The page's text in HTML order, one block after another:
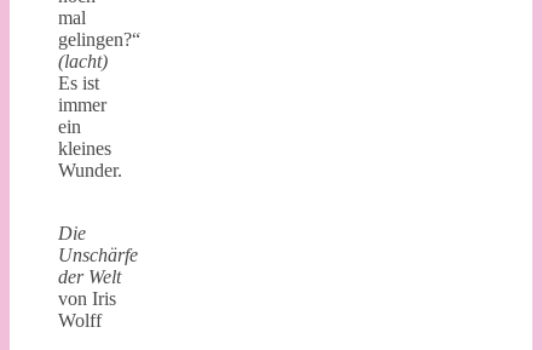
mal
gelingen?“
(lacht)
Es ist
immer
ein
kleines
Wunder.
Die
Unschärfe
der Welt
von Iris
Wolff